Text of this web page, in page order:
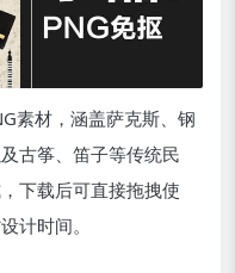
素材，涵盖萨克斯、钢
古筝、笛子等传统民
下载后可直接拖拽使
计时间。